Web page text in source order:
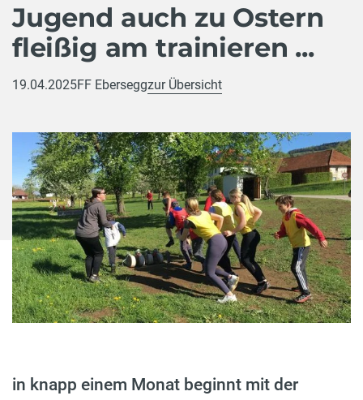
Jugend auch zu Ostern
fleißig am trainieren ...
19.04.2025FF Eberseggzur Übersicht
in knapp einem Monat beginnt mit der